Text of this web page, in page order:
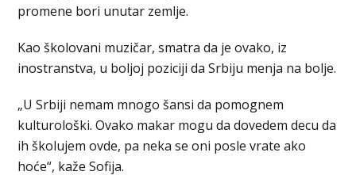
promene bori unutar zemlje.
Kao školovani muzičar, smatra da je ovako, iz
inostranstva, u boljoj poziciji da Srbiju menja na bolje.
„U Srbiji nemam mnogo šansi da pomognem
kulturološki. Ovako makar mogu da dovedem decu da
ih školujem ovde, pa neka se oni posle vrate ako
hoće“, kaže Sofija.